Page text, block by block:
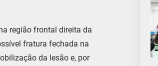
região frontal direita da
fratura fechada na
da lesão e, por